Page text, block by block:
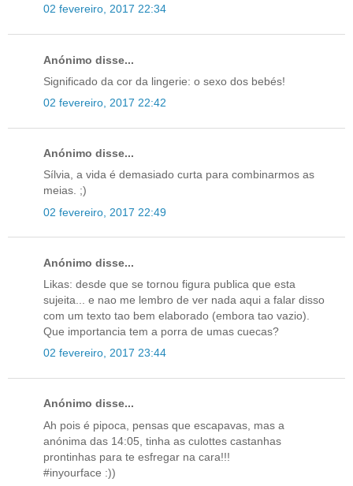
02 fevereiro, 2017 22:34
Anónimo disse...
Significado da cor da lingerie: o sexo dos bebés!
02 fevereiro, 2017 22:42
Anónimo disse...
Sílvia, a vida é demasiado curta para combinarmos as
meias. ;)
02 fevereiro, 2017 22:49
Anónimo disse...
Likas: desde que se tornou figura publica que esta
sujeita... e nao me lembro de ver nada aqui a falar disso
com um texto tao bem elaborado (embora tao vazio).
Que importancia tem a porra de umas cuecas?
02 fevereiro, 2017 23:44
Anónimo disse...
Ah pois é pipoca, pensas que escapavas, mas a
anónima das 14:05, tinha as culottes castanhas
prontinhas para te esfregar na cara!!!
#inyourface :))